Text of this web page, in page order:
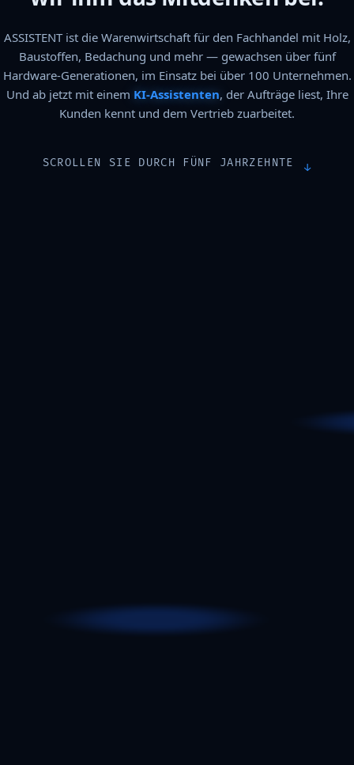
ASSISTENT ist die Warenwirtschaft für den Fachhandel mit Holz,
Baustoffen, Bedachung und mehr — gewachsen über fünf
Hardware-Generationen, im Einsatz bei über 100 Unternehmen.
Und ab jetzt mit einem KI‑Assistenten, der Aufträge liest, Ihre
Kunden kennt und dem Vertrieb zuarbeitet.
SCROLLEN SIE DURCH FÜNF JAHRZEHNTE ↓